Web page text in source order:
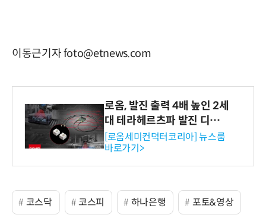
이동근기자 foto@etnews.com
로옴, 발진 출력 4배 높인 2세
대 테라헤르츠파 발진 디바이
스 개발
[로옴세미컨덕터코리아] 뉴스룸
바로가기>
코스닥 코스피 하나은행 포토&영상